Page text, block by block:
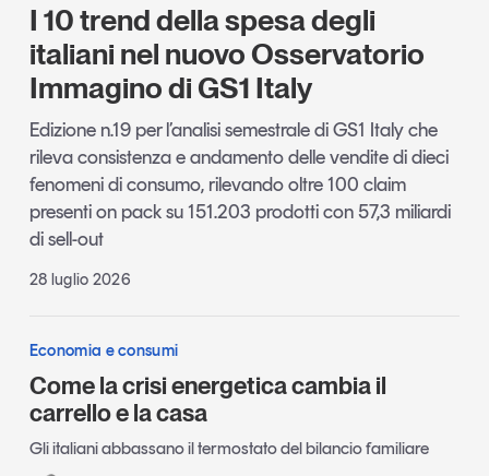
I 10 trend della spesa degli
italiani nel nuovo Osservatorio
Immagino di GS1 Italy
Edizione n.19 per l’analisi semestrale di GS1 Italy che
rileva consistenza e andamento delle vendite di dieci
fenomeni di consumo, rilevando oltre 100 claim
presenti on pack su 151.203 prodotti con 57,3 miliardi
di sell-out
28 luglio 2026
Economia e consumi
Come la crisi energetica cambia il
carrello e la casa
Gli italiani abbassano il termostato del bilancio familiare